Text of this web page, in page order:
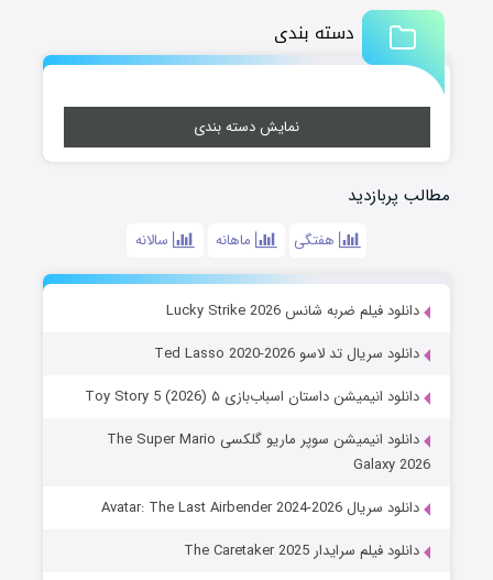
دسته بندی
نمایش دسته بندی
مطالب پربازدید
هفتگی ماهانه سالانه
دانلود فیلم ضربه شانس Lucky Strike 2026
دانلود سریال تد لاسو Ted Lasso 2020-2026
دانلود انیمیشن داستان اسباب‌بازی ۵ Toy Story 5 (2026)
دانلود انیمیشن سوپر ماریو گلکسی The Super Mario
Galaxy 2026
دانلود سریال Avatar: The Last Airbender 2024-2026
دانلود فیلم سرایدار The Caretaker 2025